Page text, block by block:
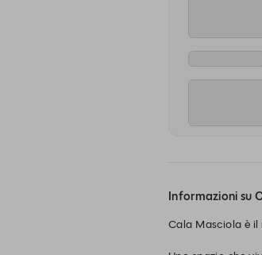
Informazioni su
Cala Masciola è